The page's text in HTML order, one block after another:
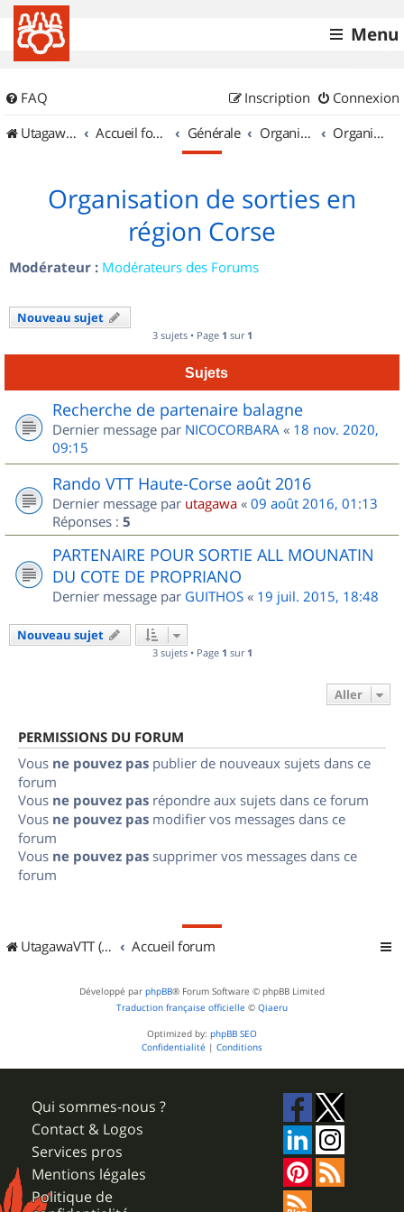
Menu
FAQ Connexion
Inscription
UtagawaVTT (Randos VTT et VTTAE avec traces GPS)
Accueil forum Générale Organisation de sorties & Recherche de partenaires Organisation de sorties en région Corse
Organisation de sorties en
région Corse
Modérateur : Modérateurs des Forums
Nouveau sujet
3 sujets • Page 1 sur 1
Sujets
Recherche de partenaire balagne
Dernier message par NICOCORBARA « 18 nov. 2020,
09:15
Rando VTT Haute-Corse août 2016
Dernier message par utagawa « 09 août 2016, 01:13
Réponses : 5
PARTENAIRE POUR SORTIE ALL MOUNATIN
DU COTE DE PROPRIANO
Dernier message par GUITHOS « 19 juil. 2015, 18:48
Nouveau sujet
3 sujets • Page 1 sur 1
Aller
PERMISSIONS DU FORUM
Vous ne pouvez pas publier de nouveaux sujets dans ce
forum
Vous ne pouvez pas répondre aux sujets dans ce forum
Vous ne pouvez pas modifier vos messages dans ce
forum
Vous ne pouvez pas supprimer vos messages dans ce
forum
UtagawaVTT (Randos VTT et VTTAE avec traces GPS) Accueil forum
Développé par phpBB® Forum Software © phpBB Limited
Traduction française officielle © Qiaeru
Optimized by: phpBB SEO
Confidentialité | Conditions
Qui sommes-nous ?
Contact & Logos
Services pros
Mentions légales
Politique de